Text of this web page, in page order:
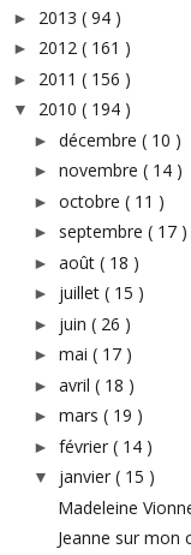
► 2013 ( 94 )
► 2012 ( 161 )
► 2011 ( 156 )
▼ 2010 ( 194 )
► décembre ( 10 )
► novembre ( 14 )
► octobre ( 11 )
► septembre ( 17 )
► août ( 18 )
► juillet ( 15 )
► juin ( 26 )
► mai ( 17 )
► avril ( 18 )
► mars ( 19 )
► février ( 14 )
▼ janvier ( 15 )
Madeleine
Jeanne sur mon